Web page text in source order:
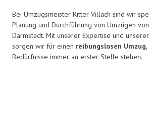
Bei Umzugsmeister Ritter Villach sind wir
Planung und Durchführung von Umzügen
Darmstadt. Mit unserer Expertise und
sorgen wir für einen reibungslosen Umzug
Bedürfnisse immer an erster Stelle stehen.